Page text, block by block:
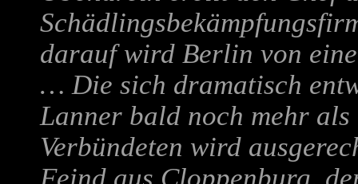
darauf wird Berlin von
… Die sich dramatisch
Lanner bald noch mehr
Verbündeten wird